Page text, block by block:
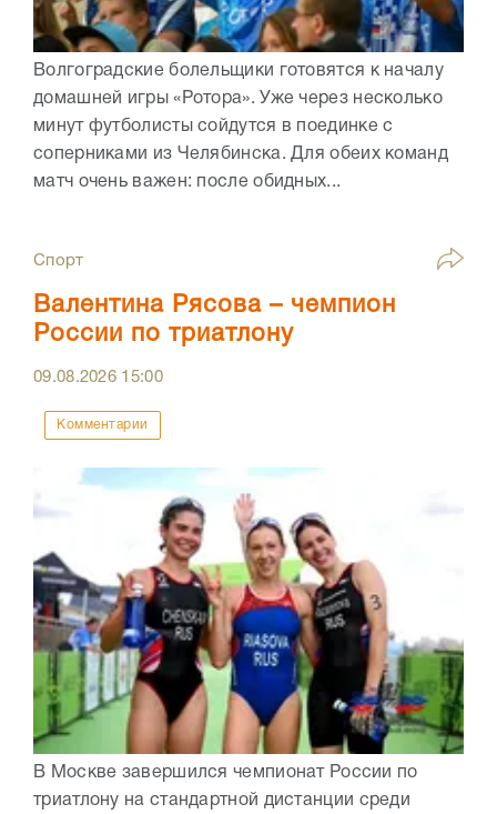
Волгоградские болельщики готовятся к началу
домашней игры «Ротора». Уже через несколько
минут футболисты сойдутся в поединке с
соперниками из Челябинска. Для обеих команд
матч очень важен: после обидных...
Спорт
Валентина Рясова – чемпион
России по триатлону
09.08.2026 15:00
Комментарии
В Москве завершился чемпионат России по
триатлону на стандартной дистанции среди